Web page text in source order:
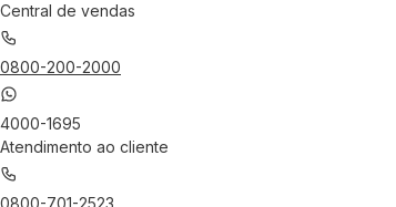
Central de vendas
0800-200-2000
4000-1695
Atendimento ao cliente
0800-701-2523